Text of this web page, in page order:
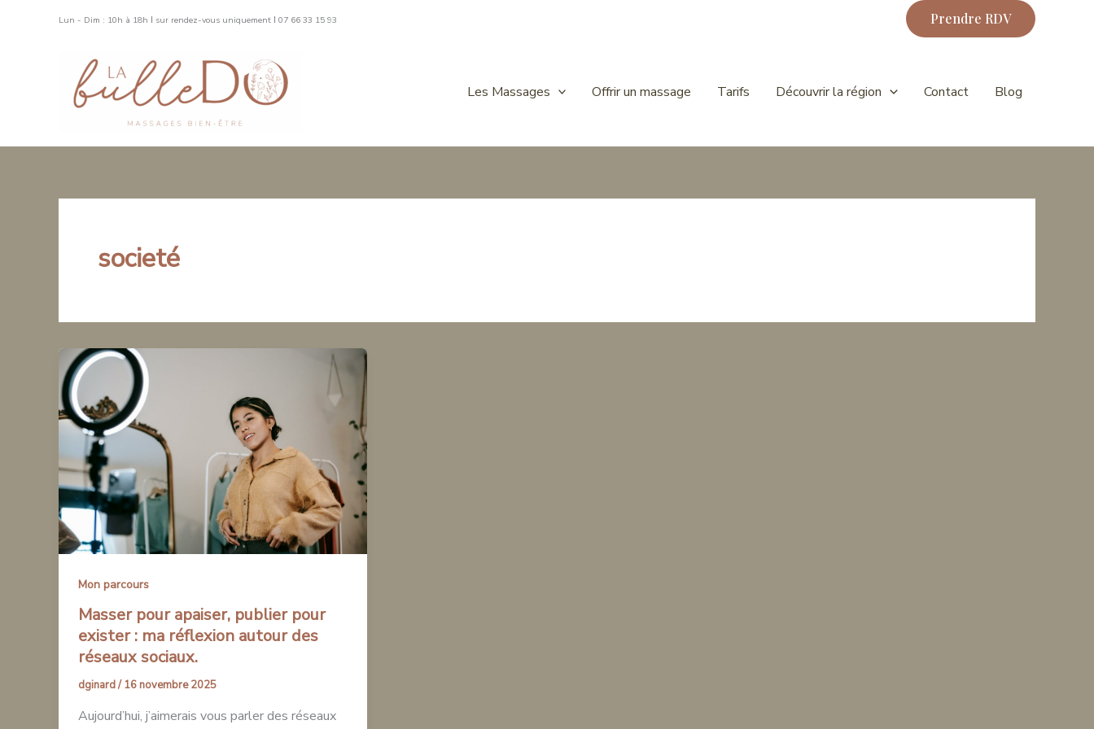
Lun - Dim : 10h à 18h Ι sur rendez-vous uniquement Ι 07 66 33 15 93 Prendre RDV
Les Massages Offrir un massage Tarifs Découvrir la région Contact Blog
societé
Mon parcours
Masser pour apaiser, publier pour
exister : ma réflexion autour des
réseaux sociaux.
dginard/ 16 novembre 2025
Aujourd’hui, j’aimerais vous parler des réseaux